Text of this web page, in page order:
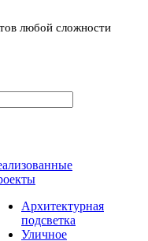
любой сложности
Архитектурная
подсветка
Уличное